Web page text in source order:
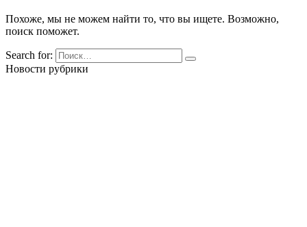
Похоже, мы не можем найти то, что вы ищете. Возможно,
поиск поможет.
Search for:
Новости рубрики